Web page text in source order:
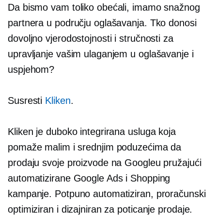
Da bismo vam toliko obećali, imamo snažnog
partnera u području oglašavanja. Tko donosi
dovoljno vjerodostojnosti i stručnosti za
upravljanje vašim ulaganjem u oglašavanje i
uspjehom?
Susresti Kliken.
Kliken je duboko integrirana usluga koja
pomaže malim i srednjim poduzećima da
prodaju svoje proizvode na Googleu pružajući
automatizirane Google Ads i Shopping
kampanje. Potpuno automatiziran, proračunski
optimiziran i dizajniran za poticanje prodaje.